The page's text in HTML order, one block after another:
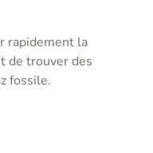
rapidement la
de trouver des
fossile.